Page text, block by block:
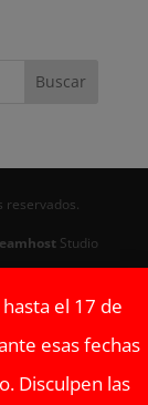
el 17 de
esas fechas
Disculpen las
reservados.
Studio